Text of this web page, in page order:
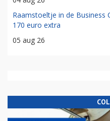
Raamstoeltje in de Business
170 euro extra
05 aug 26